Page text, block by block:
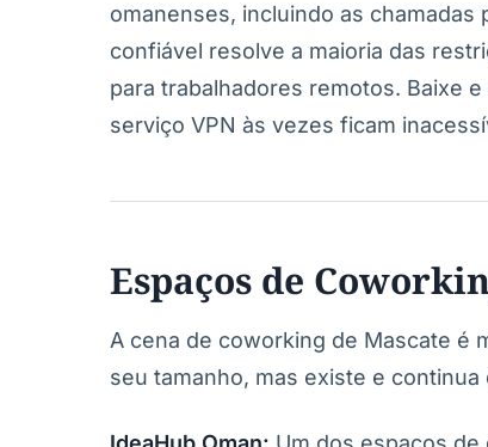
omanenses, incluindo as chamadas
confiável resolve a maioria das
para trabalhadores remotos. Baixe
serviço VPN às vezes ficam
Espaços de
A cena de coworking de Mascate é
seu tamanho, mas existe e